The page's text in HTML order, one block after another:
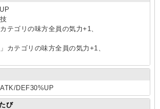
テゴリの味方全員の気力+1、
カテゴリの味方全員の気力+1、
DEF30%UP
び